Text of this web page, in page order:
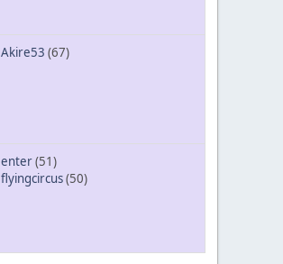
Akire53 (67)
enter(51)
flyingcircus(50)